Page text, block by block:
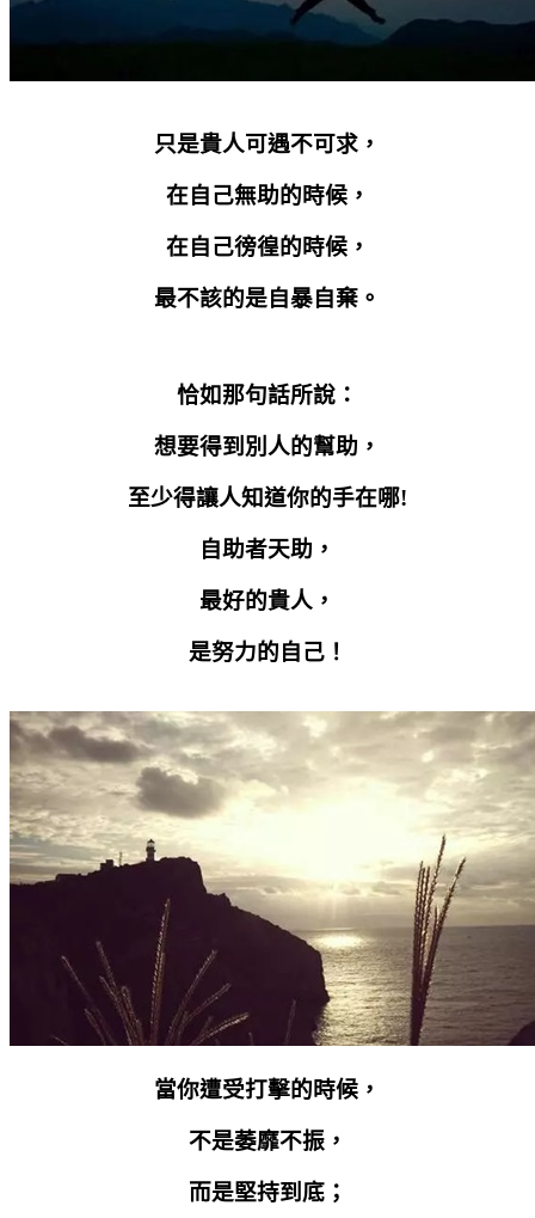
只是貴人可遇不可求，
在自己無助的時候，
在自己徬徨的時候，
最不該的是自暴自棄。
恰如那句話所說：
想要得到別人的幫助，
至少得讓人知道你的手在哪!
自助者天助，
最好的貴人，
是努力的自己！
當你遭受打擊的時候，
不是萎靡不振，
而是堅持到底；